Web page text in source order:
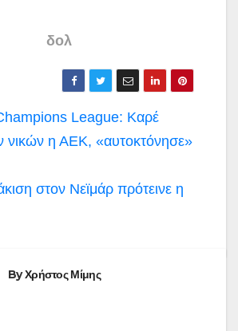
δολ
League: Καρέ
νικών η ΑΕΚ, «αυτοκτόνησε»
στον Νεϊμάρ πρότεινε η
ByΧρήστος Μίμης